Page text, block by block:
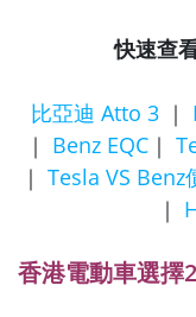
快速查
比亞迪 Atto 3 ｜
｜ Benz EQC｜
｜ Tesla VS Benz
｜
香港電動車選擇